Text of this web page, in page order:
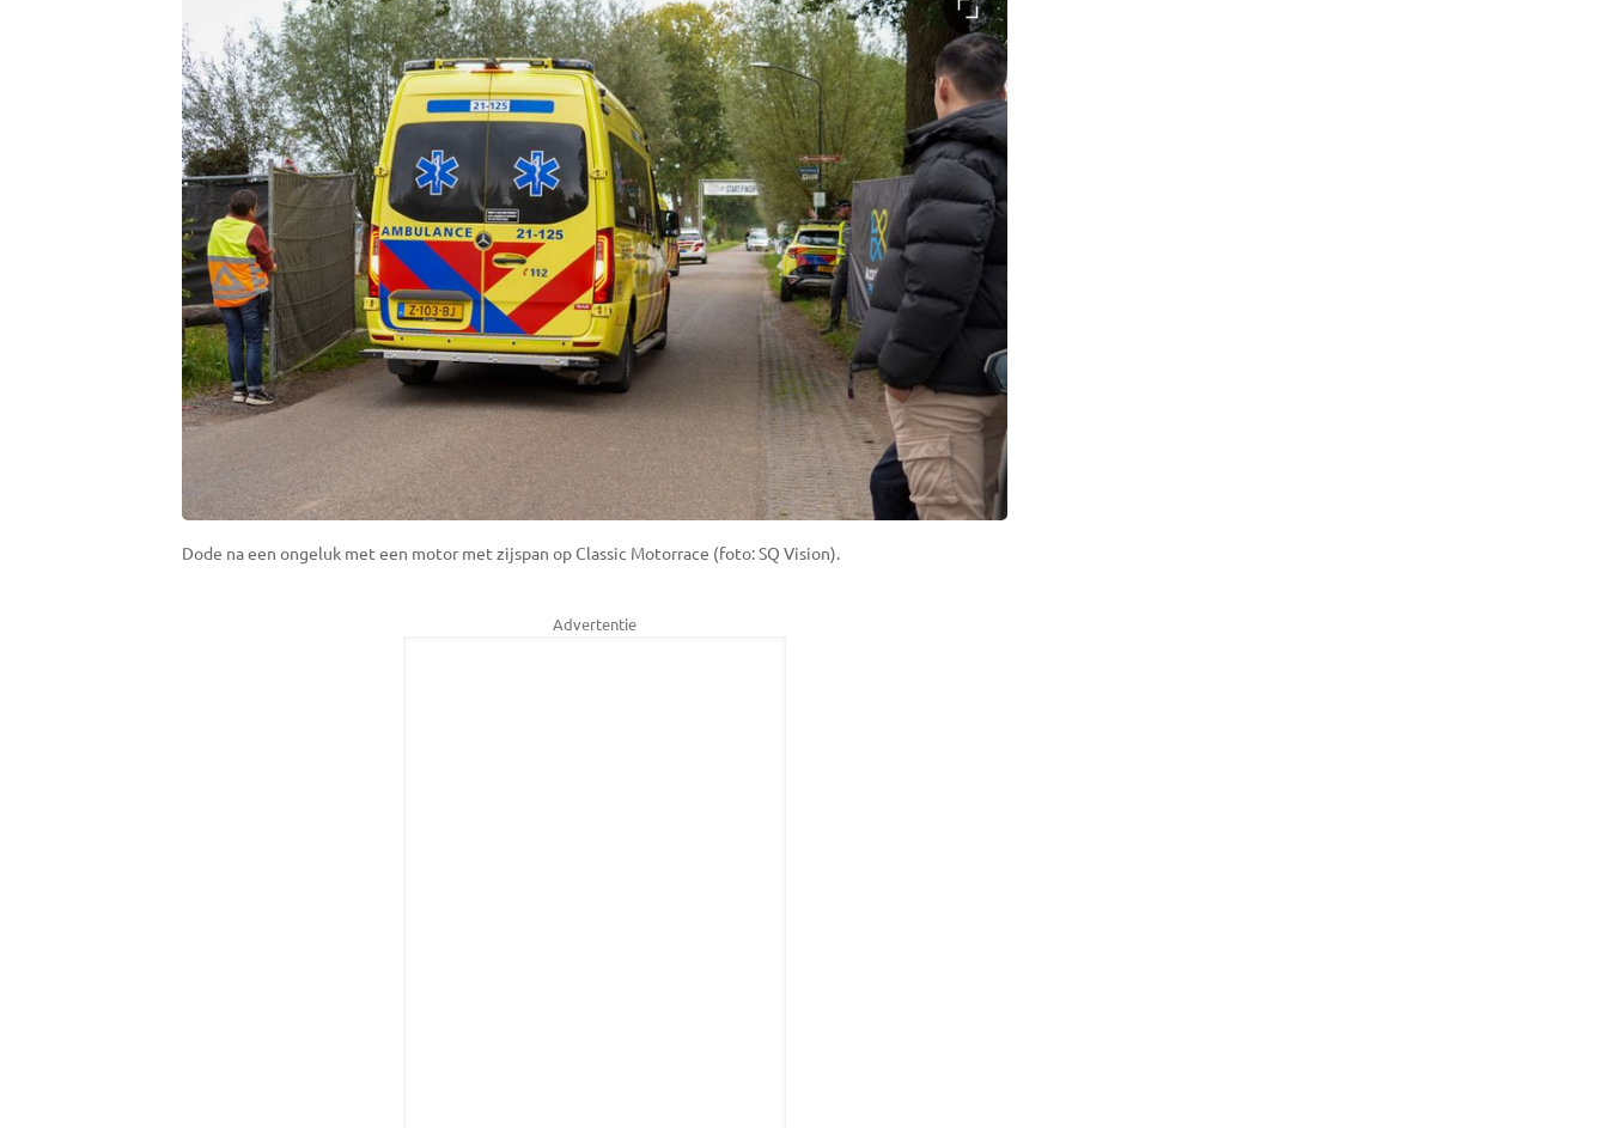
Dode na een ongeluk met een motor met zijspan op Classic Motorrace (foto: SQ Vision).
Advertentie